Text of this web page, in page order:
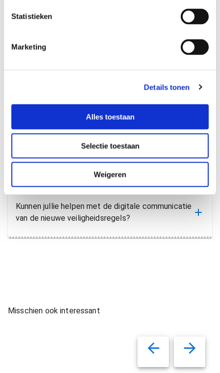
Statistieken
Marketing
Details tonen
Alles toestaan
Selectie toestaan
Weigeren
Veelgestelde
Kunnen jullie ook veiligheidshandboeken
Kan ik mijn communicatie makkelijk wijzigen als de
Kunnen jullie helpen met de digitale communicatie
van de nieuwe veiligheidsregels?
Misschien ook interessant